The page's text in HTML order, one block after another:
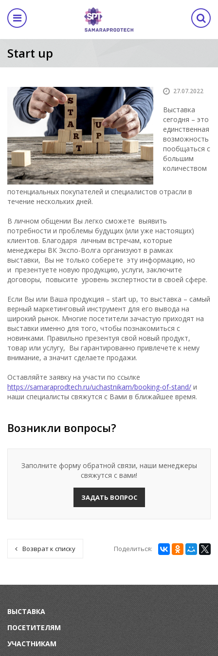
Программа
Торгово-закупочная
Спикеры
Программа
Торгово-закупочная
Спикеры
участие
возможности
сессия
Start up
27.07.2022
Выставка
сегодня – это
единственная
возможность
пообщаться с
большим
количеством
потенциальных покупателей и специалистов отрасли в
течение нескольких дней.
В личном общении Вы легко сможете выявить
потребности и проблемы будущих (или уже настоящих)
клиентов. Благодаря личным встречам, которые
менеджеры ВК Экспо-Волга организуют в рамках
выставки, Вы не только соберете эту информацию, но
и презентуете новую продукцию, услуги, заключите
договоры, повысите уровень экспертности в своей сфере.
Если Вы или Ваша продукция – start up, то выставка – самый
верный маркетинговый инструмент для его вывода на
широкий рынок. Многие посетители зачастую приходят на
выставки именно для того, чтобы познакомиться с
новинками. Правильно презентуя свой новый продукт,
товар или услугу, Вы гарантированно привлечете к нему
внимание, а значит сделаете продажи.
Оставляйте заявку на участи по ссылке
https://samaraprodtech.ru/uchastnikam/booking-of-stand/ и
наши специалисты свяжутся с Вами в ближайшее время.
Возникли вопросы?
Заполните форму обратной связи, наши менеджеры
свяжутся с вами!
ЗАДАТЬ ВОПРОС
Возврат к списку Поделиться:
ВЫСТАВКА
ПОСЕТИТЕЛЯМ
УЧАСТНИКАМ